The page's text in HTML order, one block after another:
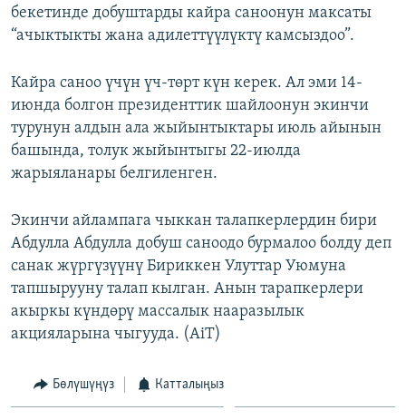
ЭЕ/АРнун бардык сайттары
бекетинде добуштарды кайра саноонун максаты
“ачыктыкты жана адилеттүүлүктү камсыздоо”.
Кайра саноо үчүн үч-төрт күн керек. Ал эми 14-
июнда болгон президенттик шайлоонун экинчи
турунун алдын ала жыйынтыктары июль айынын
башында, толук жыйынтыгы 22-июлда
жарыяланары белгиленген.
Экинчи айлампага чыккан талапкерлердин бири
Абдулла Абдулла добуш саноодо бурмалоо болду деп
санак жүргүзүүнү Бириккен Улуттар Уюмуна
тапшырууну талап кылган. Анын тарапкерлери
акыркы күндөрү массалык нааразылык
акцияларына чыгууда. (AiT)
Бөлүшүңүз Катталыңыз